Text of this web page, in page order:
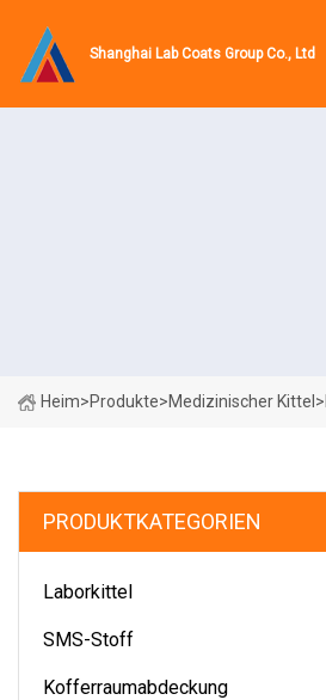
Shanghai Lab Coats Group Co., Ltd
Heim>Produkte>Medizinischer Kittel >
PRODUKTKATEGORIEN
Laborkittel
SMS-Stoff
Kofferraumabdeckung